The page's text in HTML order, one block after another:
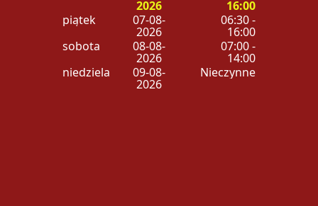
2026
16:00
piątek
07-08-
2026
06:30 -
16:00
sobota
08-08-
2026
07:00 -
14:00
niedziela
09-08-
2026
Nieczynne